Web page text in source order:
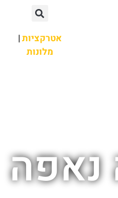
אטרקציות|
מלונות
נאפה